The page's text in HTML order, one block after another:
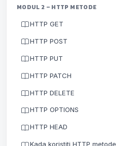
MODUL 2 – HTTP METODE
HTTP GET
HTTP POST
HTTP PUT
HTTP PATCH
HTTP DELETE
HTTP OPTIONS
HTTP HEAD
Kada koristiti HTTP metode